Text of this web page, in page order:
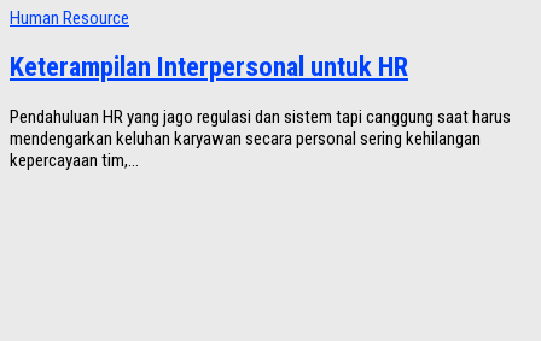
Human Resource
Keterampilan Interpersonal untuk HR
Pendahuluan HR yang jago regulasi dan sistem tapi canggung saat harus
mendengarkan keluhan karyawan secara personal sering kehilangan
kepercayaan tim,...